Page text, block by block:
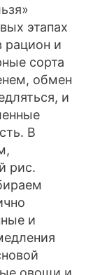
этапах
и
сорта
обмен
и
В
рис.
и